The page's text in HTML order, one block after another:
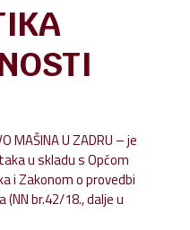
MAŠINA U ZADRU – je
u skladu s Općom
i Zakonom o provedbi
br.42/18., dalje u